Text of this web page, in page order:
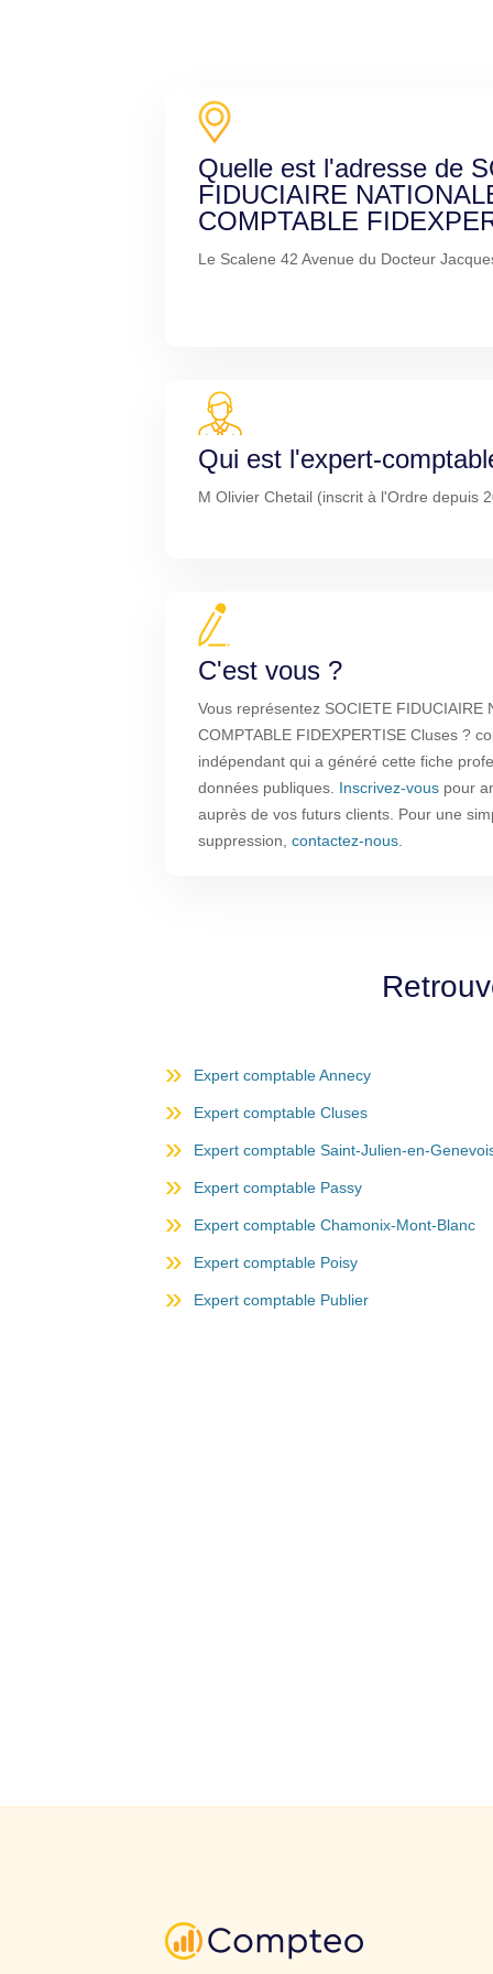
Quelle est l'adresse de
FIDUCIAIRE
COMPTABLE
Le Scalene 42 Avenue du Docteur
Qui est l'expert-
M Olivier Chetail (inscrit à l'Ordre depuis
C'est vous ?
Vous représentez SOCIETE FIDUCIAIRE
COMPTABLE FIDEXPERTISE Cluses ?
indépendant qui a généré cette fiche
données publiques. Inscrivez-vous pour
auprès de vos futurs clients. Pour une
suppression, contactez-nous
Expert comptable Annecy
Expert comptable Cluses
Expert comptable Saint-Julien-en-
Expert comptable Passy
Expert comptable Chamonix-Mont-Blanc
Expert comptable Poisy
Expert comptable Publier